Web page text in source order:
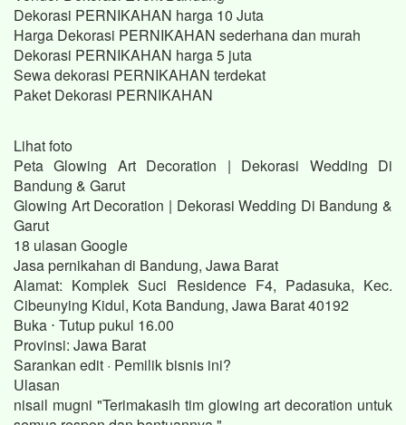
Dekorasi PERNIKAHAN harga 10 Juta
Harga Dekorasi PERNIKAHAN sederhana dan murah
Dekorasi PERNIKAHAN harga 5 juta
Sewa dekorasi PERNIKAHAN terdekat
Paket Dekorasi PERNIKAHAN
Lihat foto
Peta Glowing Art Decoration | Dekorasi Wedding Di
Bandung & Garut
Glowing Art Decoration | Dekorasi Wedding Di Bandung &
Garut
18 ulasan Google
Jasa pernikahan di Bandung, Jawa Barat
Alamat: Komplek Suci Residence F4, Padasuka, Kec.
Cibeunying Kidul, Kota Bandung, Jawa Barat 40192
Buka ⋅ Tutup pukul 16.00
Provinsi: Jawa Barat
Sarankan edit · Pemilik bisnis ini?
Ulasan
nisail mugni "Terimakasih tim glowing art decoration untuk